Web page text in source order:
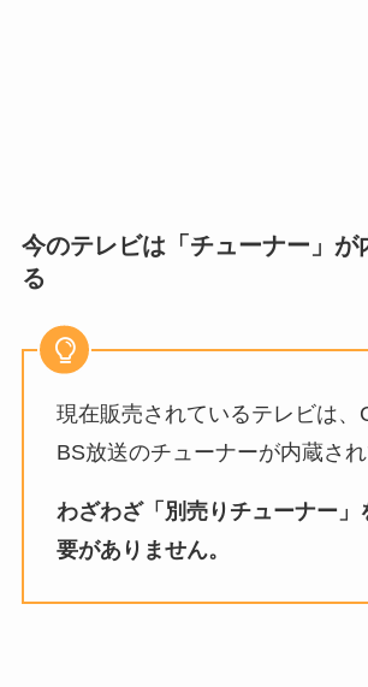
今のテレビは「チューナー」が
る
現在販売されているテレビは、
BS放送のチューナーが内蔵され
わざわざ「別売りチューナー」
要がありません。